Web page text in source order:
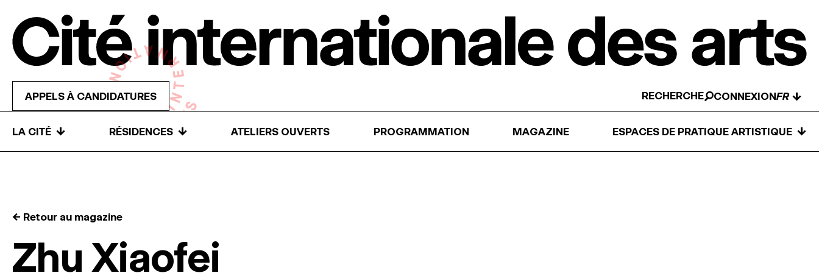
APPELS À CANDIDATURES RECHERCHE CONNEXION ↓
LA CITÉ ↓ RÉSIDENCES ↓ ATELIERS OUVERTS PROGRAMMATION MAGAZINE ESPACES DE PRATIQUE ARTISTIQUE ↓
← Retour au magazine
Zhu Xiaofei